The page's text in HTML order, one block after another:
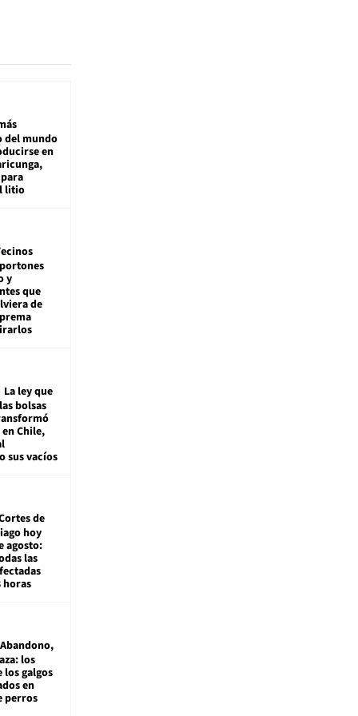
del mundo
en
litio
y
que
de
La ley que
bolsas
Chile,
sus vacíos
de
hoy
agosto:
las
horas
Abandono,
los
los galgos
en
perros